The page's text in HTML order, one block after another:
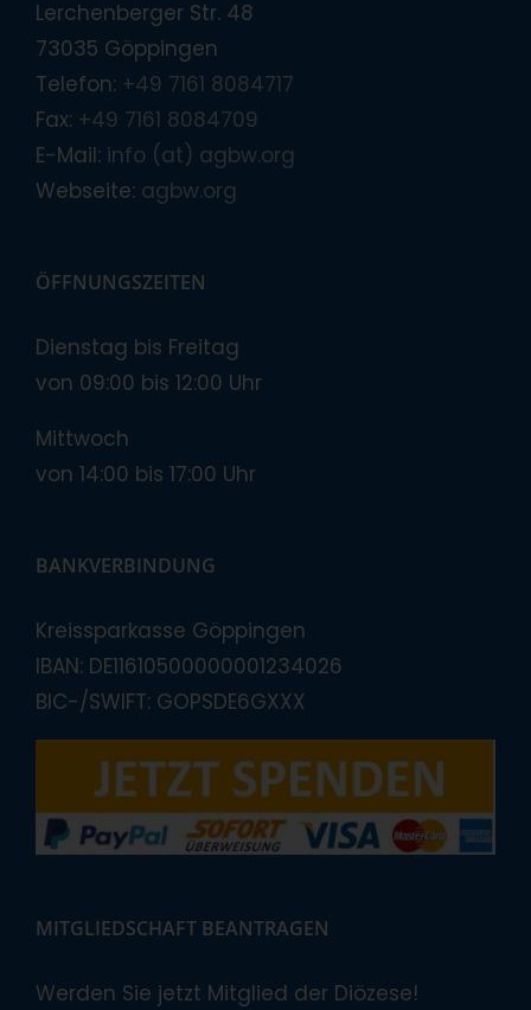
Lerchenberger Str. 48
73035 Göppingen
Telefon: +49 7161 8084717
Fax: +49 7161 8084709
E-Mail: info (at) agbw.org
Webseite: agbw.org
ÖFFNUNGSZEITEN
Dienstag bis Freitag
von 09:00 bis 12:00 Uhr
Mittwoch
von 14:00 bis 17:00 Uhr
BANKVERBINDUNG
Kreissparkasse Göppingen
IBAN: DE11610500000001234026
BIC-/SWIFT: GOPSDE6GXXX
MITGLIEDSCHAFT BEANTRAGEN
Werden Sie jetzt Mitglied der Diözese!